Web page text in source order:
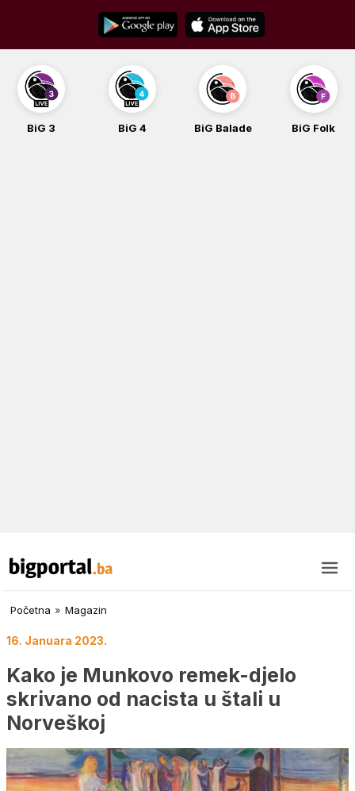
content
BiG 3 BiG 4 BiG Balade BiG Folk
Početna » Magazin
16. Januara 2023.
Kako je Munkovo remek-djelo
skrivano od nacista u štali u
Norveškoj